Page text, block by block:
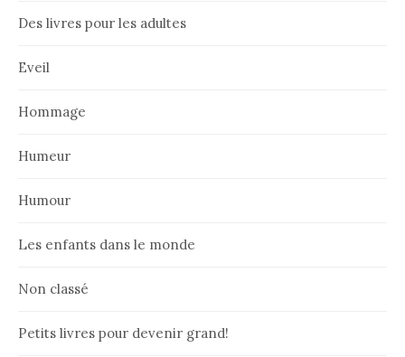
Des livres pour les adultes
Eveil
Hommage
Humeur
Humour
Les enfants dans le monde
Non classé
Petits livres pour devenir grand!